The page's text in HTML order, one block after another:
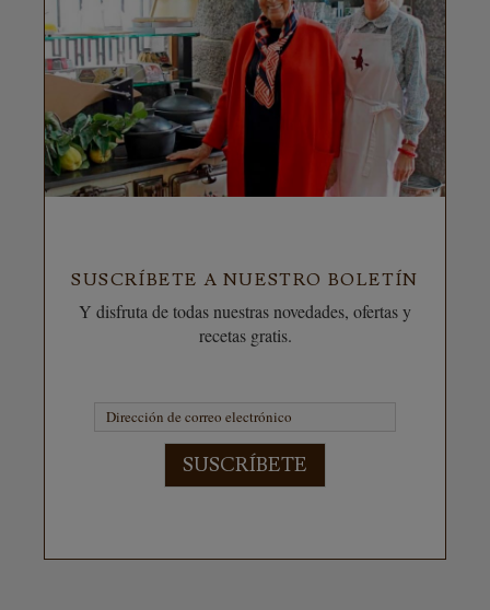
SUSCRÍBETE A NUESTRO BOLETÍN
Y disfruta de todas nuestras novedades, ofertas y
recetas gratis.
SUSCRÍBETE